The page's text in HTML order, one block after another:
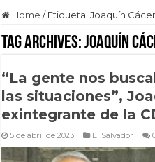
Home / Etiqueta:Joaquín
Tag Archives:Joaquín
“La gente nos
las situaciones”,
exintegrante de la
5 de abril de 2023 El Salvador